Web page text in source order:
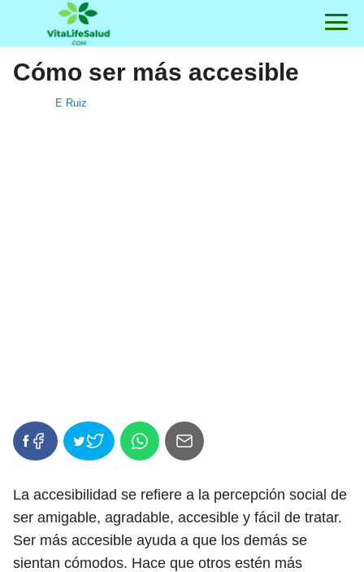
Cómo ser más accesible
E Ruiz
La accesibilidad se refiere a la percepción social de
ser amigable, agradable, accesible y fácil de tratar.
Ser más accesible ayuda a que los demás se
sientan cómodos. Hace que otros estén más